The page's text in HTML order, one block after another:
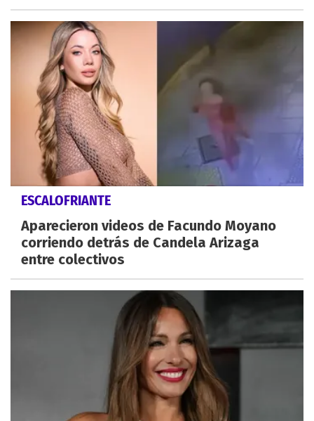
ESCALOFRIANTE
Aparecieron videos de Facundo Moyano
corriendo detrás de Candela Arizaga
entre colectivos